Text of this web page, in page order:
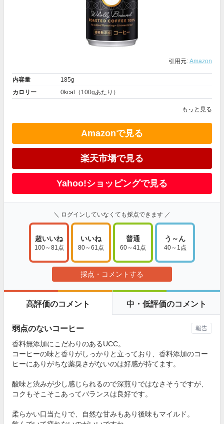
引用元: Amazon
内容量
185g
カロリー
0kcal（100gあたり）
もっと見る
Amazonで見る
楽天市場で見る
Yahoo!ショッピングで見る
＼ ログインしていなくても採点できます ／
超いいね
100～81点
いいね
80～61点
普通
60～41点
う～ん
40～1点
採点・コメントする
高評価のコメント 中・低評価のコメント
弱点のないコーヒー
香料無添加にこだわりのあるUCC。
コーヒーの味と香りがしっかりと立っており、香料添加のコー
ヒーにありがちな薬臭さがないのは好感が持てます。
酸味と渋みが少し感じられるので深煎りではなさそうですが、
コクもそこそこあってバランスは良好です。
柔らかい口当たりで、自然な甘みもあり後味もマイルド。
報告